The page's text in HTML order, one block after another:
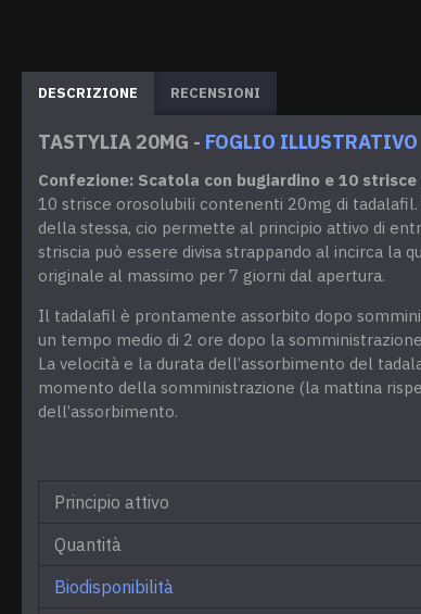
DESCRIZIONE RECENSIONI
TASTYLIA 20MG - FOGLIO ILLUSTRATIVO
Confezione: Scatola con bugiardino e 10
10 strisce orosolubili contenenti 20mg di
della stessa, cio permette al principio attivo di
striscia può essere divisa strappando al incirca la
originale al massimo per 7 giorni dal apertura.
Il tadalafil è prontamente assorbito dopo
un tempo medio di 2 ore dopo la
La velocità e la durata dell’assorbimento del
momento della somministrazione (la mattina
dell’assorbimento.
Principio attivo
Quantità
Biodisponibilità